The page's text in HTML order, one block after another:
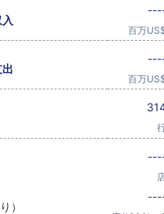
百万
百万
）